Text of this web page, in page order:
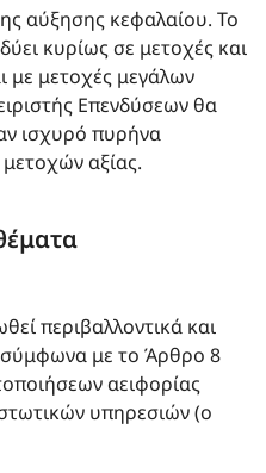
αύξησης κεφαλαίου. Το
κυρίως σε μετοχές και
με μετοχές μεγάλων
Επενδύσεων θα
ισχυρό πυρήνα
αξίας.
περιβαλλοντικά και
σύμφωνα με το Άρθρο 8
αειφορίας
υπηρεσιών (ο